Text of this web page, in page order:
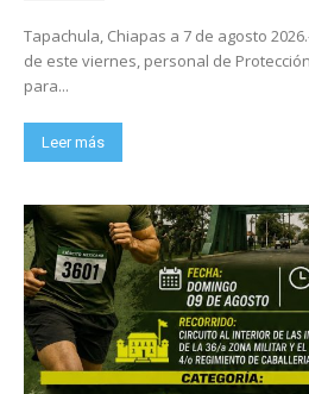
Tapachula, Chiapas a 7 de agosto
de este viernes, personal de
para...
Leer más